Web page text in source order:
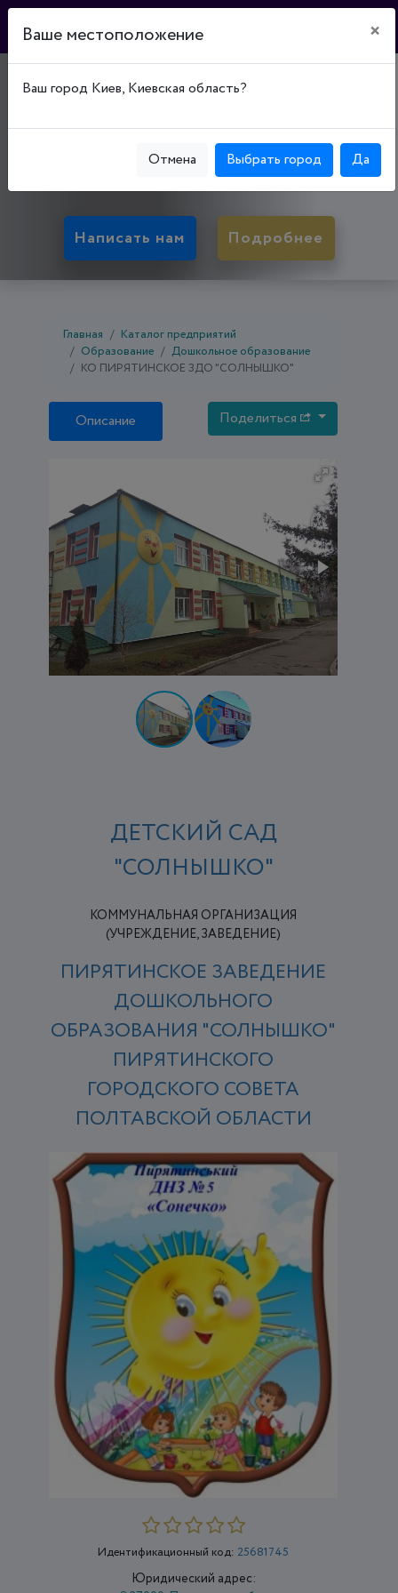
ДЕТСКИЙ САД
"СОЛНЫШКО"
37000, Полтавская обл., Пирятин, Пирятинский
р-н, ул. Полтавская, д. 9
Написать нам Подробнее
Главная
Каталог предприятий
Образование
Дошкольное образование
КО ПИРЯТИНСКОЕ ЗДО "СОЛНЫШКО"
Описание Поделиться
ДЕТСКИЙ САД
"СОЛНЫШКО"
КОММУНАЛЬНАЯ ОРГАНИЗАЦИЯ
(УЧРЕЖДЕНИЕ, ЗАВЕДЕНИЕ)
ПИРЯТИНСКОЕ ЗАВЕДЕНИЕ
ДОШКОЛЬНОГО
ОБРАЗОВАНИЯ "СОЛНЫШКО"
ПИРЯТИНСКОГО
ГОРОДСКОГО СОВЕТА
ПОЛТАВСКОЙ ОБЛАСТИ
Идентификационный код: 25681745
Юридический адрес:
Ваше местоположение ×
Ваш город Киев, Киевская область?
Отмена Выбрать город Да